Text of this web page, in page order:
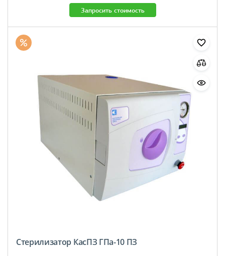
Запросить стоимость
Стерилизатор КасПЗ ГПа-10 ПЗ